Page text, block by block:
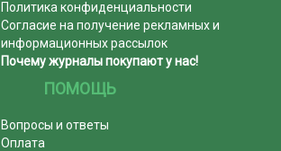
Политика конфиденциальности
Согласие на получение рекламных и
информационных рассылок
Почему журналы покупают у нас!
ПОМОЩЬ
Вопросы и ответы
Оплата